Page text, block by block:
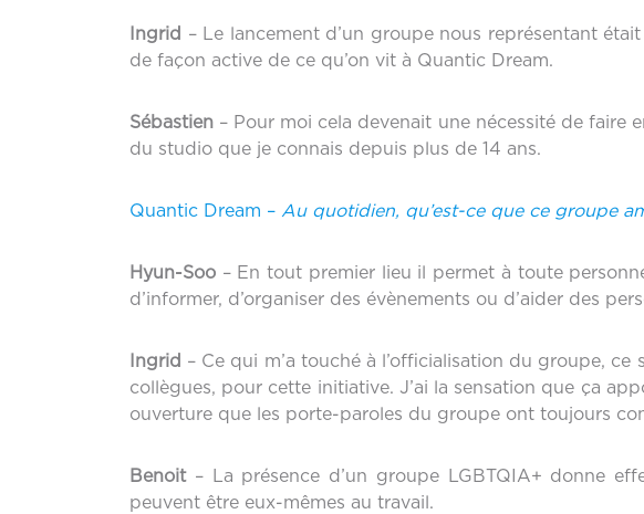
Ingrid – Le lancement d’un groupe nous représentant
de façon active de ce qu’on vit à Quantic Dream.
Sébastien – Pour moi cela devenait une nécessité de faire
du studio que je connais depuis plus de 14 ans.
Quantic Dream – Au quotidien, qu’est-ce que ce groupe
Hyun-Soo – En tout premier lieu il permet à toute
d’informer, d’organiser des évènements ou d’aider des
Ingrid – Ce qui m’a touché à l’officialisation du groupe,
collègues, pour cette initiative. J’ai la sensation que ça
ouverture que les porte-paroles du groupe ont toujours
Benoit– La présence d’un groupe LGBTQIA+ donne
peuvent être eux-mêmes au travail.